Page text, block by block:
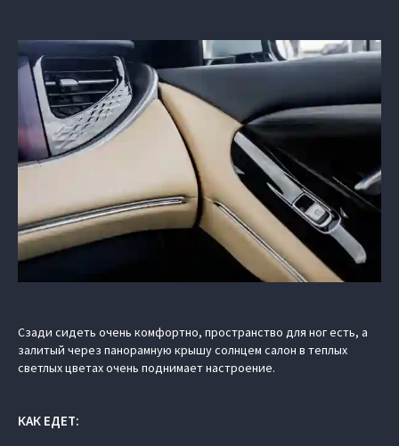
Сзади сидеть очень комфортно, пространство для ног есть, а
залитый через панорамную крышу солнцем салон в теплых
светлых цветах очень поднимает настроение.
КАК ЕДЕТ: